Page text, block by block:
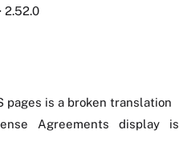
2.52.0
pages is a broken translation
Agreements display is